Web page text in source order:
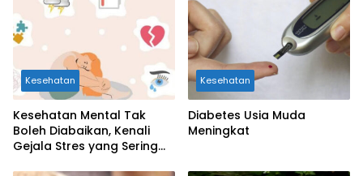
Kesehatan
Kesehatan Mental Tak
Boleh Diabaikan, Kenali
Gejala Stres yang Sering
Kesehatan
Diabetes Usia Muda
Meningkat